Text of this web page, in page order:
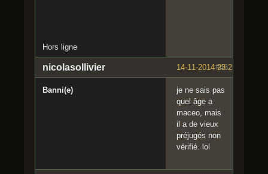
Hors ligne
#46
14-11-2014 23:25:04
nicolasollivier
Banni(e)
je ne sais pas
quel âge a
maceo, mais
il a de vieux
préjugés non
vérifié. lol